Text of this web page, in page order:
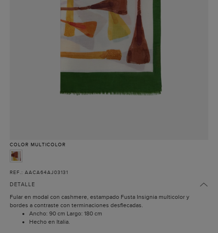
COLOR MULTICOLOR
REF.: AACA64AJ03131
DETALLE
Fular en modal con cashmere, estampado Fusta Insignia multicolor y
bordes a contraste con terminaciones desflecadas.
Ancho: 90 cm Largo: 180 cm
Hecho en Italia.